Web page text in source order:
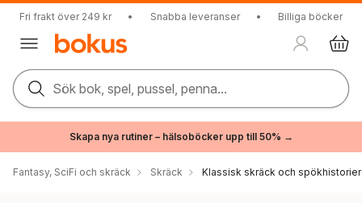
Fri frakt över 249 kr • Snabba leveranser • Billiga böcker
Sök bok, spel, pussel, penna...
Skapa nya rutiner – hälsoböcker upp till 50% →
Fantasy, SciFi och skräck Skräck Klassisk skräck och spökhistorier